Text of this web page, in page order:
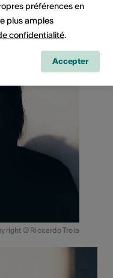
© Riccardo Troia
préférences en
plus amples
confidentialité.
Accepter